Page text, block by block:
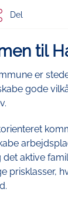
Del
til
er
gode
aktive
prisklasser,